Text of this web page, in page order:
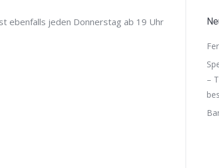
ebenfalls jeden Donnerstag ab 19 Uhr
–